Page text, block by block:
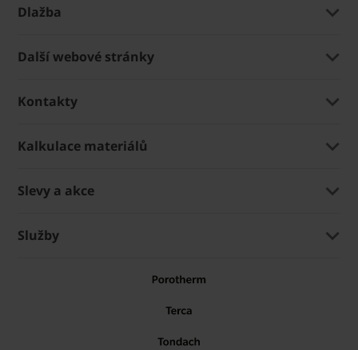
Dlažba
Další webové stránky
Kontakty
Kalkulace materiálů
Slevy a akce
Služby